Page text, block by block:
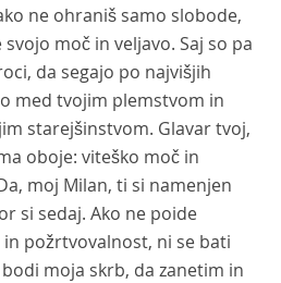
ne ohraniš samo slobode,
moč in veljavo. Saj so pa
da segajo po najvišjih
med tvojim plemstvom in
starejšinstvom. Glavar tvoj,
oboje: viteško moč in
moj Milan, ti si namenjen
si sedaj. Ako ne poide
požrtvovalnost, ni se bati
moja skrb, da zanetim in